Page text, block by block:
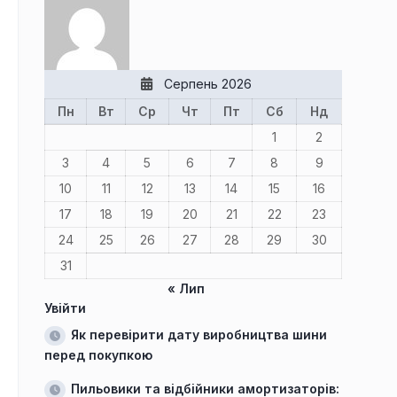
Серпень 2026
Пн
Вт Ср Чт Пт Сб
Нд
1
2
3
4 5 6 7 8
9
10
11 12 13 14 15
16
17
18 19 20 21 22
23
24
25 26 27 28 29
30
31
« Лип
Увійти
Як перевірити дату виробництва шини
перед покупкою
Пильовики та відбійники амортизаторів: